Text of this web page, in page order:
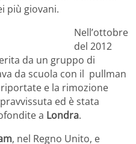
più giovani.
Nell’ottobre
del 2012
da un gruppo di
da scuola con il pullman
riportate e la rimozione
ed è stata
a Londra.
, nel Regno Unito, e